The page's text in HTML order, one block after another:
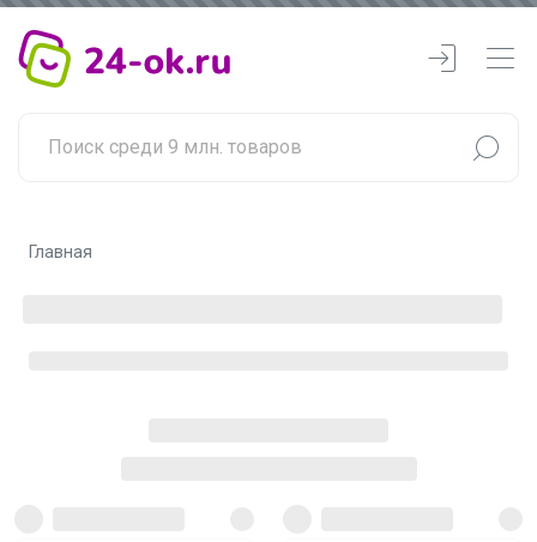
Главная